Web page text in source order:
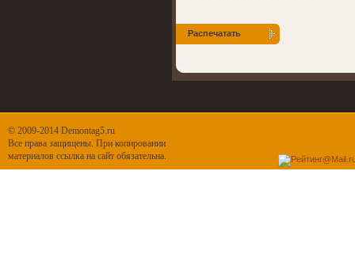
Распечатать
© 2009-2014 Demontag5.ru
Все права защищены. При копировании
материалов ссылка на сайт обязательна.